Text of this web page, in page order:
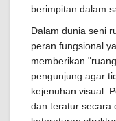
berimpitan dalam
Dalam dunia seni
peran fungsional
memberikan
pengunjung agar
kejenuhan visual.
dan teratur secara